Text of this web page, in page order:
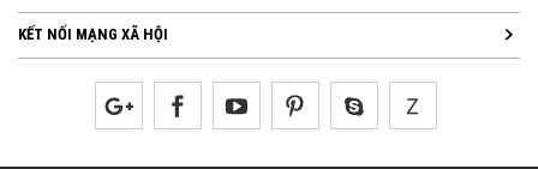
KẾT NỐI MẠNG XÃ HỘI